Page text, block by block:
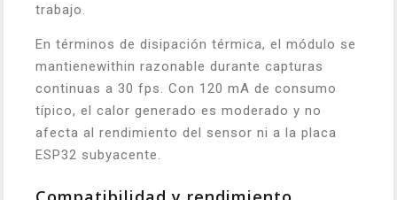
trabajo.
En términos de disipación térmica, el módulo se
mantienewithin razonable durante capturas
continuas a 30 fps. Con 120 mA de consumo
típico, el calor generado es moderado y no
afecta al rendimiento del sensor ni a la placa
ESP32 subyacente.